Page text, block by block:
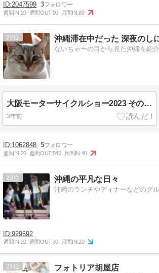
2047599 3
週間IN:20 週間OUT:90 月間IN:80
22 沖縄滞在中だった 深夜のし
ないちゃ〜の目から見た沖縄を紹
大阪モーターサイクルショー2023 その４白バイのおねいさんがカッケ〜。小柄でCB1...
3年前
1062848 5
週間IN:20 週間OUT:840 月間IN:40
23 沖縄の平凡な日々
沖縄のランチやディナーなどのグ
929692
週間IN:20 週間OUT:30 月間IN:20
24 フォトリア胡屋店